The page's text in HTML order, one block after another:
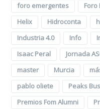
foro emergentes
Foro
Helix
Hidroconta
Industria 4.0
Info
Isaac Peral
Jornada
master
Murcia
pablo oliete
Peaks
Premios Fom Alumni